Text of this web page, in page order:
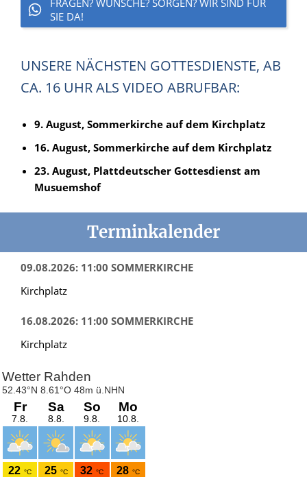
FRAGEN? WÜNSCHE? SORGEN? WIR SIND FÜR
SIE DA!
UNSERE NÄCHSTEN GOTTESDIENSTE, AB
CA. 16 UHR ALS VIDEO ABRUFBAR:
9. August, Sommerkirche auf dem Kirchplatz
16. August, Sommerkirche auf dem Kirchplatz
23. August, Plattdeutscher Gottesdienst am
Musuemshof
Terminkalender
09.08.2026: 11:00 SOMMERKIRCHE
Kirchplatz
16.08.2026: 11:00 SOMMERKIRCHE
Kirchplatz